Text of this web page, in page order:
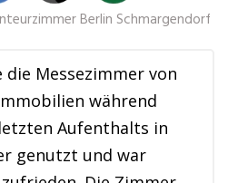
Berlin Schmargendorf
die Messezimmer von
während
Aufenthalts in
genutzt und war